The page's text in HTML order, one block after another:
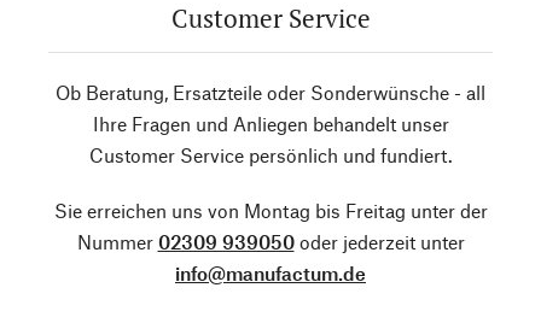
Customer Service
Ob Beratung, Ersatzteile oder Sonderwünsche - all
Ihre Fragen und Anliegen behandelt unser
Customer Service persönlich und fundiert.
Sie erreichen uns von Montag bis Freitag unter der
Nummer 02309 939050oder jederzeit unter
info@manufactum.de